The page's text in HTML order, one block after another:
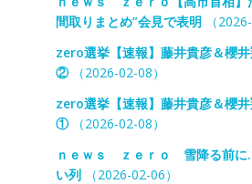
間取りまとめ”会見で表明（2026-
zero選挙【速報】藤井貴彦＆櫻
②（2026-02-08）
zero選挙【速報】藤井貴彦＆櫻
①（2026-02-08）
ｎｅｗｓ ｚｅｒｏ 雪降る前に
い列（2026-02-06）